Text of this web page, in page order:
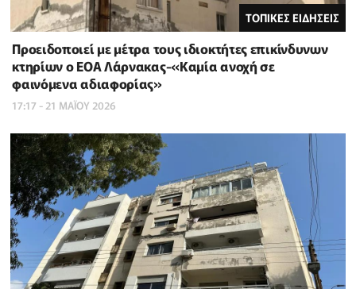
ΤΟΠΙΚΕΣ ΕΙΔΗΣΕΙΣ
Προειδοποιεί με μέτρα τους ιδιοκτήτες επικίνδυνων
κτηρίων ο ΕΟΑ Λάρνακας-«Καμία ανοχή σε
φαινόμενα αδιαφορίας»
17:17 - 21 ΜΑΪ́ΟΥ 2026